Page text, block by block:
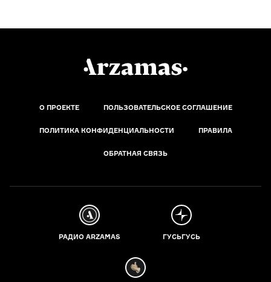
О ПРОЕКТЕ ПОЛЬЗОВАТЕЛЬСКОЕ СОГЛАШЕНИЕ
ПОЛИТИКА КОНФИДЕНЦИАЛЬНОСТИ ПРАВИЛА
ОБРАТНАЯ СВЯЗЬ
РАДИО ARZAMAS ГУСЬГУСЬ